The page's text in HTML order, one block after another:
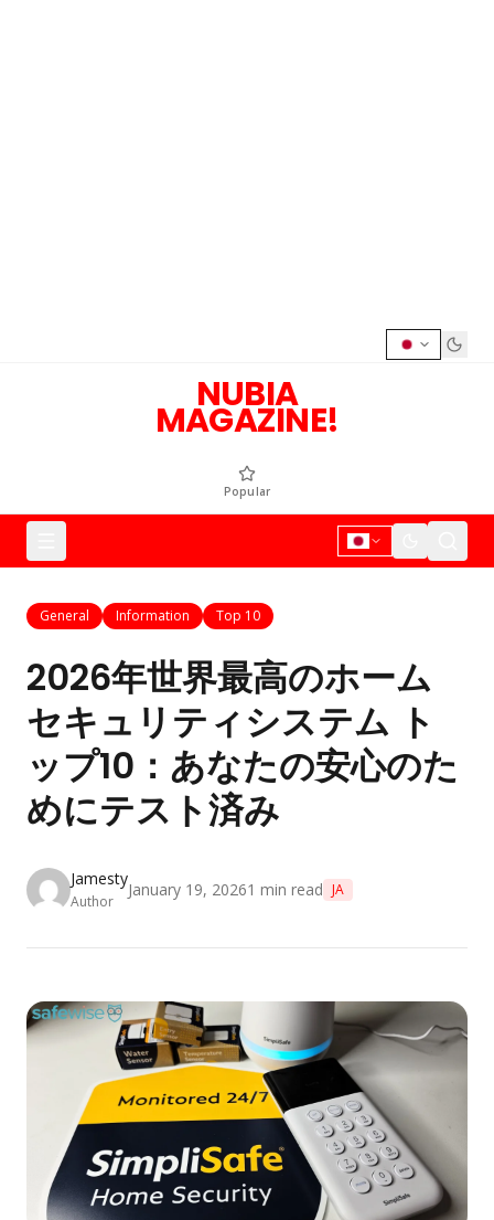
NUBIA
MAGAZINE!
Popular
General Information Top 10
2026年世界最高のホーム
セキュリティシステム ト
ップ10：あなたの安心のた
めにテスト済み
Jamesty
Author
January 19, 20261 min read JA